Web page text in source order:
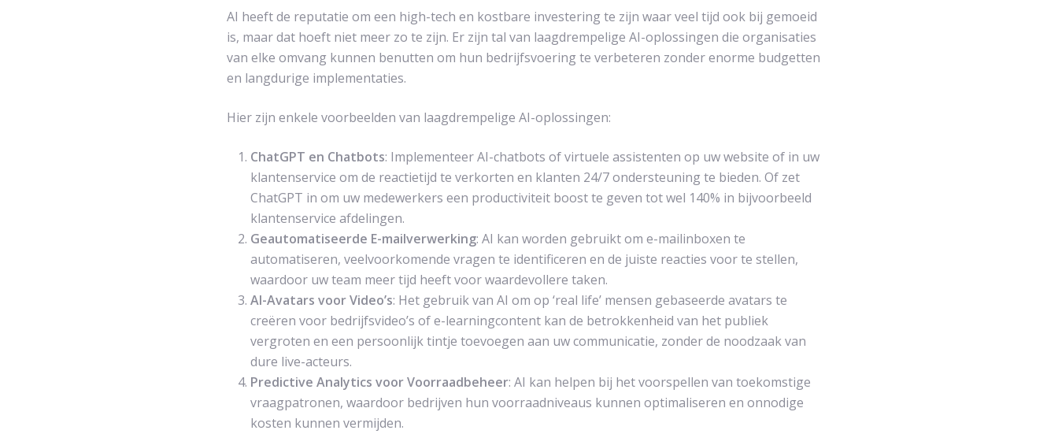
AI heeft de reputatie om een high-tech en kostbare investering te zijn waar veel tijd ook bij gemoeid
is, maar dat hoeft niet meer zo te zijn. Er zijn tal van laagdrempelige AI-oplossingen die organisaties
van elke omvang kunnen benutten om hun bedrijfsvoering te verbeteren zonder enorme budgetten
en langdurige implementaties.
Hier zijn enkele voorbeelden van laagdrempelige AI-oplossingen:
ChatGPT en Chatbots: Implementeer AI-chatbots of virtuele assistenten op uw website of in uw
klantenservice om de reactietijd te verkorten en klanten 24/7 ondersteuning te bieden. Of zet
ChatGPT in om uw medewerkers een productiviteit boost te geven tot wel 140% in bijvoorbeeld
klantenservice afdelingen.
Geautomatiseerde E-mailverwerking: AI kan worden gebruikt om e-mailinboxen te
automatiseren, veelvoorkomende vragen te identificeren en de juiste reacties voor te stellen,
waardoor uw team meer tijd heeft voor waardevollere taken.
AI-Avatars voor Video’s: Het gebruik van AI om op ‘real life’ mensen gebaseerde avatars te
creëren voor bedrijfsvideo’s of e-learningcontent kan de betrokkenheid van het publiek
vergroten en een persoonlijk tintje toevoegen aan uw communicatie, zonder de noodzaak van
dure live-acteurs.
Predictive Analytics voor Voorraadbeheer: AI kan helpen bij het voorspellen van toekomstige
vraagpatronen, waardoor bedrijven hun voorraadniveaus kunnen optimaliseren en onnodige
kosten kunnen vermijden.